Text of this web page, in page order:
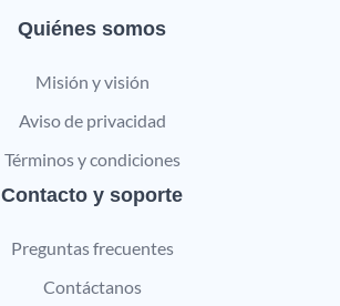
Quiénes somos
Misión y visión
Aviso de privacidad
Términos y condiciones
Contacto y soporte
Preguntas frecuentes
Contáctanos